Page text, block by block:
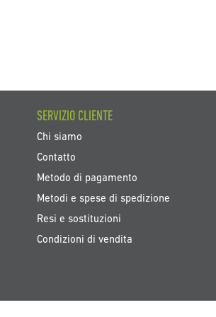
SERVIZIO CLIENTE
Chi siamo
Contatto
Metodo di pagamento
Metodi e spese di spedizione
Resi e sostituzioni
Condizioni di vendita